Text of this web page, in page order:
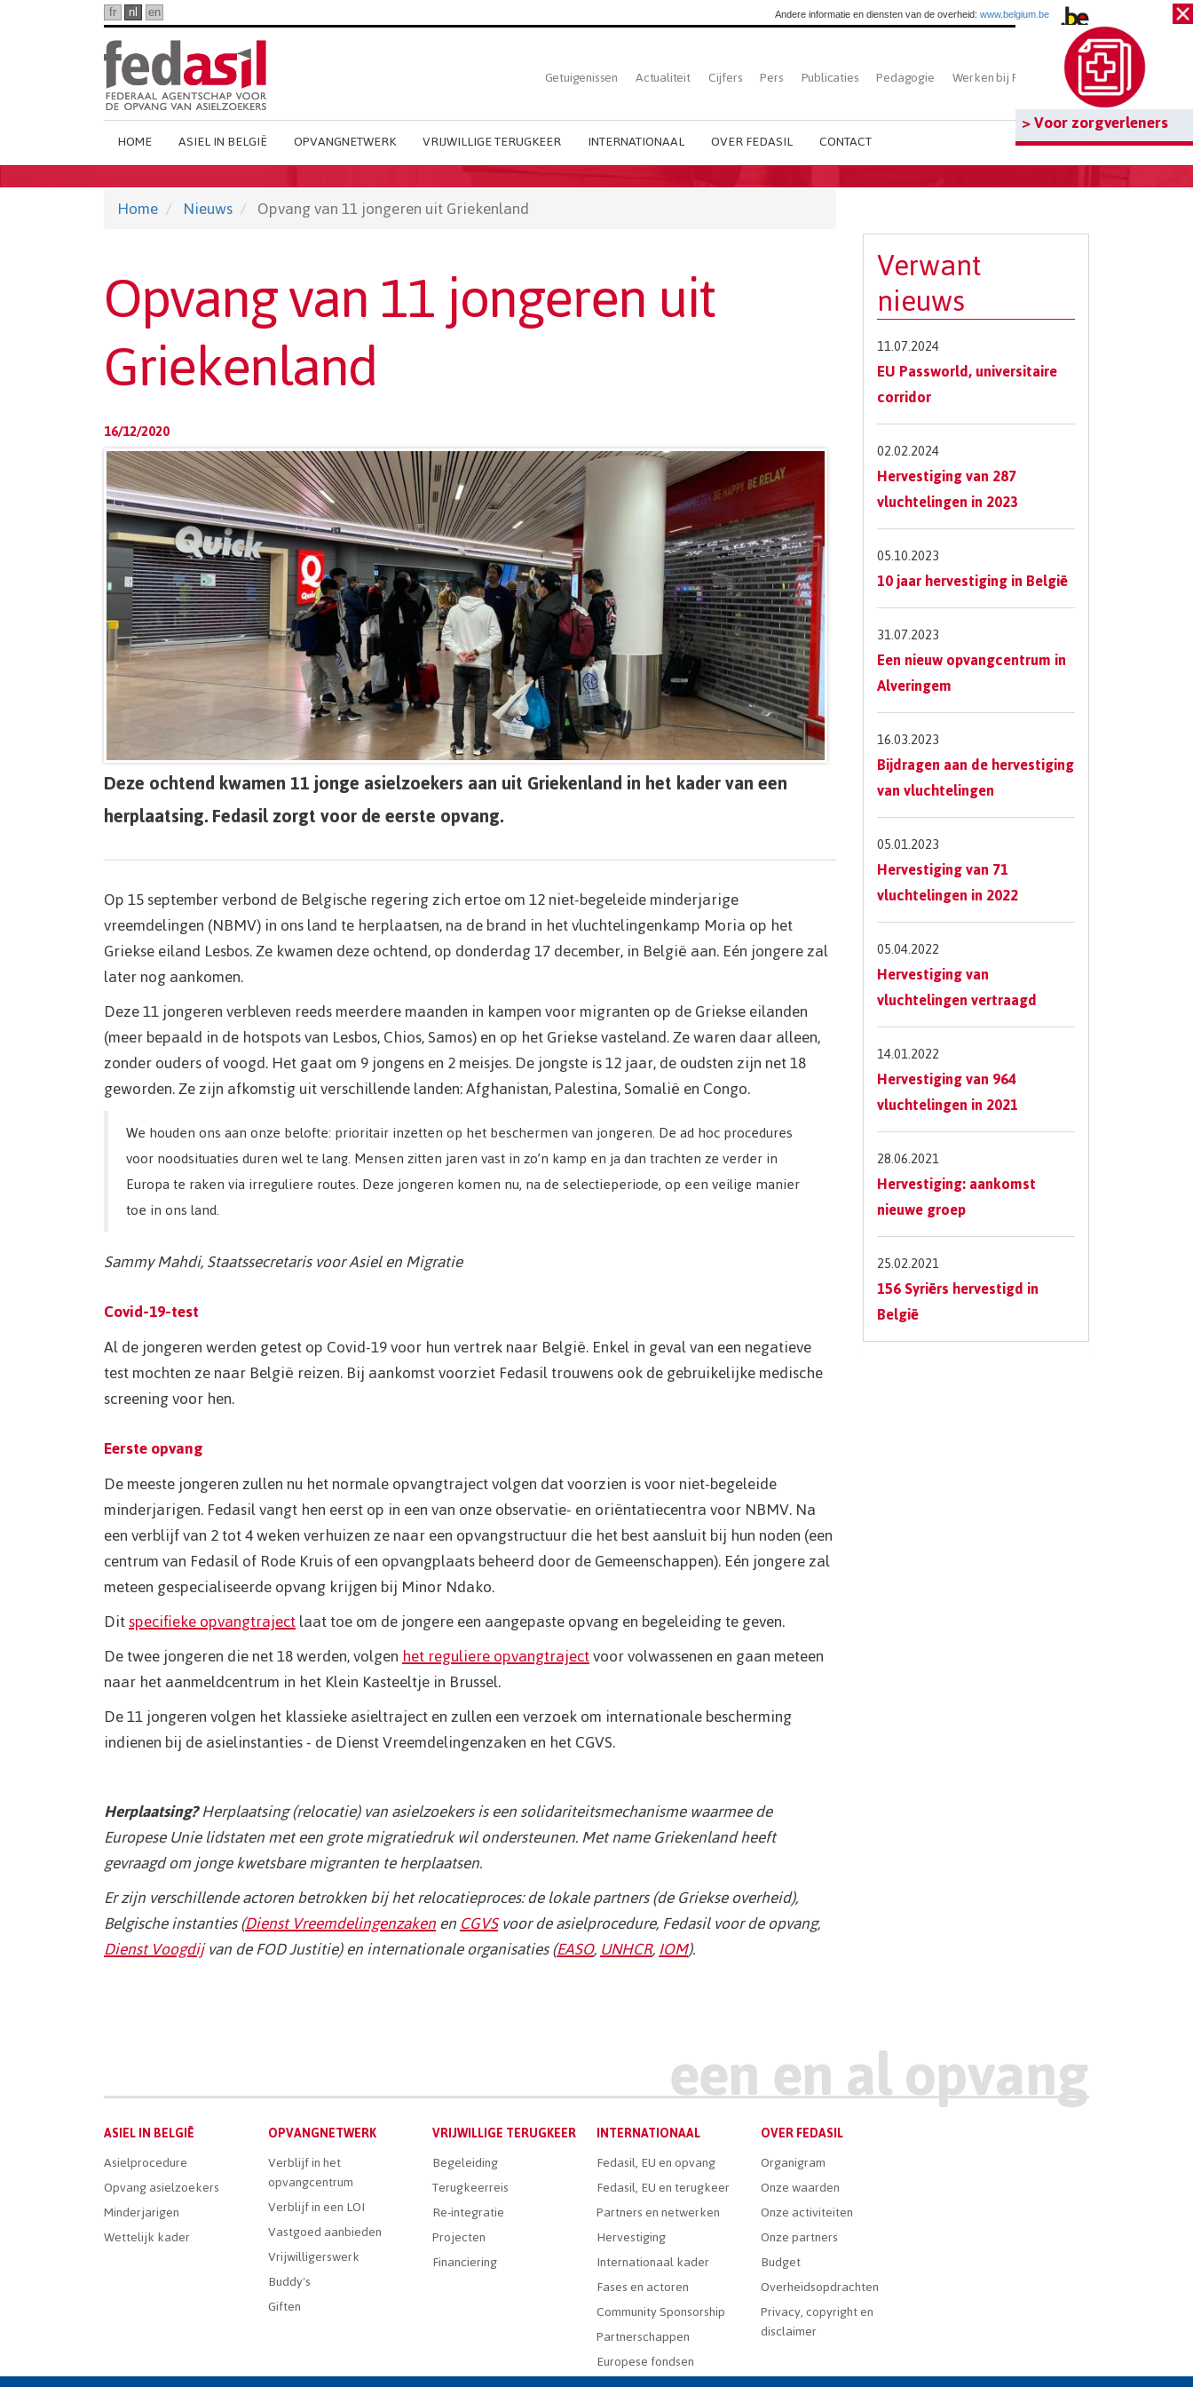
> Voor zorgverleners
fr nl en Andere informatie en diensten van de overheid: www.belgium.be
Top
Dutch
menu
Getuigenissen Actualiteit Cijfers Pers Publicaties Pedagogie Werken bij Fedasil Zoeken
Main
Dutch
Menu
HOME ASIEL IN BELGIË OPVANGNETWERK VRIJWILLIGE TERUGKEER INTERNATIONAAL OVER FEDASIL CONTACT
Home Nieuws Opvang van 11 jongeren uit Griekenland
Opvang van 11 jongeren uit
Griekenland
16/12/2020
Deze ochtend kwamen 11 jonge asielzoekers aan uit Griekenland in het kader van een
herplaatsing. Fedasil zorgt voor de eerste opvang.
Op 15 september verbond de Belgische regering zich ertoe om 12 niet-begeleide minderjarige
vreemdelingen (NBMV) in ons land te herplaatsen, na de brand in het vluchtelingenkamp Moria op het
Griekse eiland Lesbos. Ze kwamen deze ochtend, op donderdag 17 december, in België aan. Eén jongere zal
later nog aankomen.
Deze 11 jongeren verbleven reeds meerdere maanden in kampen voor migranten op de Griekse eilanden
(meer bepaald in de hotspots van Lesbos, Chios, Samos) en op het Griekse vasteland. Ze waren daar alleen,
zonder ouders of voogd. Het gaat om 9 jongens en 2 meisjes. De jongste is 12 jaar, de oudsten zijn net 18
geworden. Ze zijn afkomstig uit verschillende landen: Afghanistan, Palestina, Somalië en Congo.
We houden ons aan onze belofte: prioritair inzetten op het beschermen van jongeren. De ad hoc procedures
voor noodsituaties duren wel te lang. Mensen zitten jaren vast in zo’n kamp en ja dan trachten ze verder in
Europa te raken via irreguliere routes. Deze jongeren komen nu, na de selectieperiode, op een veilige manier
toe in ons land.
Sammy Mahdi, Staatssecretaris voor Asiel en Migratie
Covid-19-test
Al de jongeren werden getest op Covid-19 voor hun vertrek naar België. Enkel in geval van een negatieve
test mochten ze naar België reizen. Bij aankomst voorziet Fedasil trouwens ook de gebruikelijke medische
screening voor hen.
Eerste opvang
De meeste jongeren zullen nu het normale opvangtraject volgen dat voorzien is voor niet-begeleide
minderjarigen. Fedasil vangt hen eerst op in een van onze observatie- en oriëntatiecentra voor NBMV. Na
een verblijf van 2 tot 4 weken verhuizen ze naar een opvangstructuur die het best aansluit bij hun noden (een
centrum van Fedasil of Rode Kruis of een opvangplaats beheerd door de Gemeenschappen). Eén jongere zal
meteen gespecialiseerde opvang krijgen bij Minor Ndako.
Ditspecifieke opvangtrajectlaat toe om de jongere een aangepaste opvang en begeleiding te geven.
De twee jongeren die net 18 werden, volgenhet reguliere opvangtrajectvoor volwassenen en gaan meteen
naar het aanmeldcentrum in het Klein Kasteeltje in Brussel.
De 11 jongeren volgen het klassieke asieltraject en zullen een verzoek om internationale bescherming
indienen bij de asielinstanties - de Dienst Vreemdelingenzaken en het CGVS.
Herplaatsing?Herplaatsing (relocatie) van asielzoekers is een solidariteitsmechanisme waarmee de
Europese Unie lidstaten met een grote migratiedruk wil ondersteunen. Met name Griekenland heeft
gevraagd om jonge kwetsbare migranten te herplaatsen.
Er zijn verschillende actoren betrokken bij het relocatieproces: de lokale partners (de Griekse overheid),
Belgische instanties (Dienst VreemdelingenzakenenCGVSvoor de asielprocedure, Fedasil voor de opvang,
Dienst Voogdijvan de FOD Justitie) en internationale organisaties (EASO,UNHCR,IOM).
Verwant
nieuws
11.07.2024
EU Passworld, universitaire
corridor
02.02.2024
Hervestiging van 287
vluchtelingen in 2023
05.10.2023
10 jaar hervestiging in België
31.07.2023
Een nieuw opvangcentrum in
Alveringem
16.03.2023
Bijdragen aan de hervestiging
van vluchtelingen
05.01.2023
Hervestiging van 71
vluchtelingen in 2022
05.04.2022
Hervestiging van
vluchtelingen vertraagd
14.01.2022
Hervestiging van 964
vluchtelingen in 2021
28.06.2021
Hervestiging: aankomst
nieuwe groep
25.02.2021
156 Syriërs hervestigd in
België
Main
Dutch
Menu
ASIEL IN BELGIË
Asielprocedure
Opvang asielzoekers
Minderjarigen
Wettelijk kader
OPVANGNETWERK
Verblijf in het
opvangcentrum
Verblijf in een LOI
Vastgoed aanbieden
Vrijwilligerswerk
Buddy's
Giften
VRIJWILLIGE TERUGKEER
Begeleiding
Terugkeerreis
Re-integratie
Projecten
Financiering
INTERNATIONAAL
Fedasil, EU en opvang
Fedasil, EU en terugkeer
Partners en netwerken
Hervestiging
Internationaal kader
Fases en actoren
Community Sponsorship
Partnerschappen
Europese fondsen
OVER FEDASIL
Organigram
Onze waarden
Onze activiteiten
Onze partners
Budget
Overheidsopdrachten
Privacy, copyright en
disclaimer